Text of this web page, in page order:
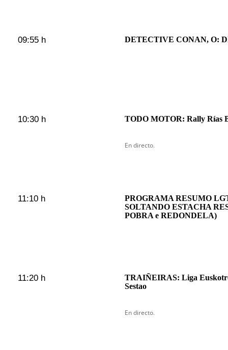
09:55 h DETECTIVE CONAN, O:
10:30 h TODO MOTOR: Rally Rías
En directo.
11:10 h
PROGRAMA RESUMO
SOLTANDO ESTACHA
POBRA e REDONDELA)
11:20 h
TRAIÑEIRAS: Liga
Sestao
En directo.